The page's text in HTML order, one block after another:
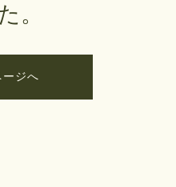
。
ージへ